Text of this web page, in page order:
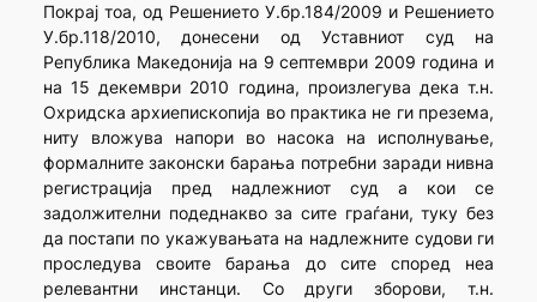
Покрај тоа, од Решението У.бр.184/2009 и Решението
У.бр.118/2010, донесени од Уставниот суд на
Република Македонија на 9 септември 2009 година и
на 15 декември 2010 година, произлегува дека т.н.
Охридска архиепископија во практика не ги презема,
ниту вложува напори во насока на исполнување,
формалните законски барања потребни заради нивна
регистрација пред надлежниот суд а кои се
задолжителни подеднакво за сите граѓани, туку без
да постапи по укажувањата на надлежните судови ги
проследува своите барања до сите според неа
релевантни инстанци. Со други зборови, т.н.